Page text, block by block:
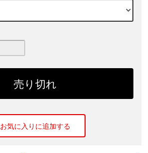
お気に入りに追加する